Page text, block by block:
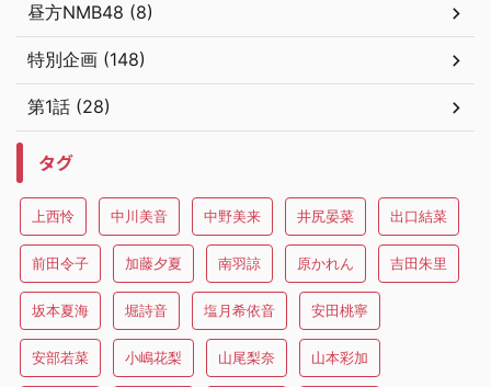
昼方NMB48 (8)
特別企画 (148)
第1話 (28)
タグ
上西怜 中川美音 中野美来 井尻晏菜 出口結菜
前田令子 加藤夕夏 南羽諒 原かれん 吉田朱里
坂本夏海 堀詩音 塩月希依音 安田桃寧
安部若菜 小嶋花梨 山尾梨奈 山本彩加